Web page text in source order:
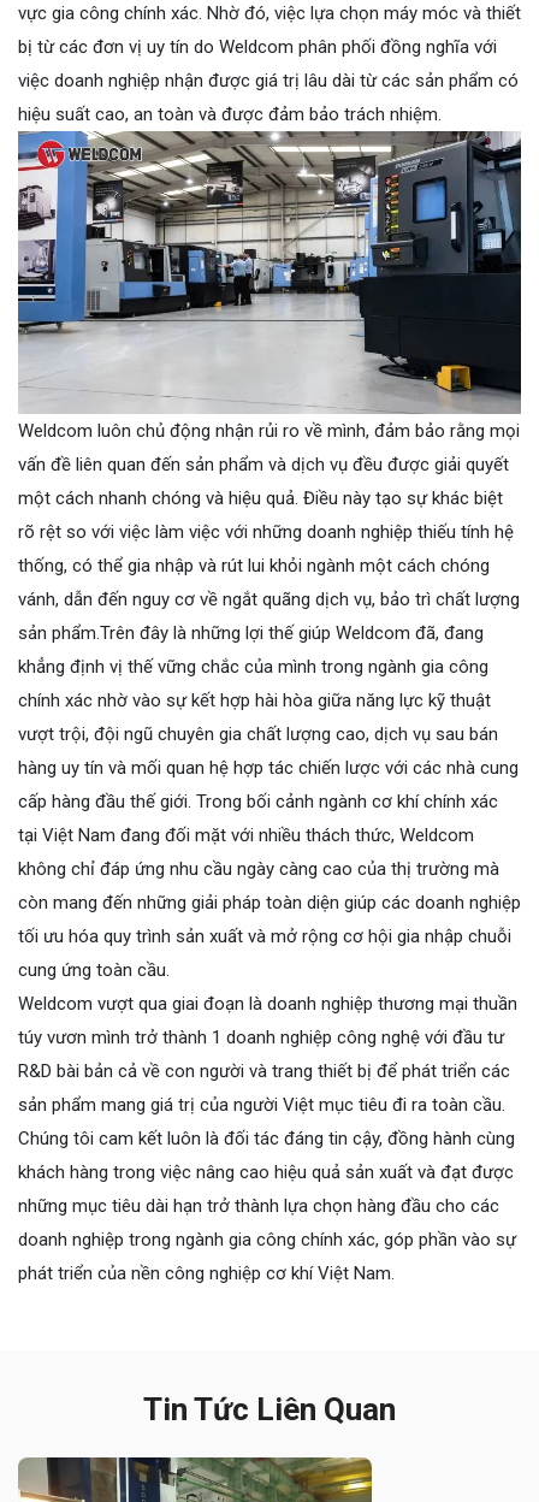
vực gia công chính xác. Nhờ đó, việc lựa chọn máy móc và thiết
bị từ các đơn vị uy tín do Weldcom phân phối đồng nghĩa với
việc doanh nghiệp nhận được giá trị lâu dài từ các sản phẩm có
hiệu suất cao, an toàn và được đảm bảo trách nhiệm.
Weldcom luôn chủ động nhận rủi ro về mình, đảm bảo rằng mọi
vấn đề liên quan đến sản phẩm và dịch vụ đều được giải quyết
một cách nhanh chóng và hiệu quả. Điều này tạo sự khác biệt
rõ rệt so với việc làm việc với những doanh nghiệp thiếu tính hệ
thống, có thể gia nhập và rút lui khỏi ngành một cách chóng
vánh, dẫn đến nguy cơ về ngắt quãng dịch vụ, bảo trì chất lượng
sản phẩm.Trên đây là những lợi thế giúp Weldcom đã, đang
khẳng định vị thế vững chắc của mình trong ngành gia công
chính xác nhờ vào sự kết hợp hài hòa giữa năng lực kỹ thuật
vượt trội, đội ngũ chuyên gia chất lượng cao, dịch vụ sau bán
hàng uy tín và mối quan hệ hợp tác chiến lược với các nhà cung
cấp hàng đầu thế giới. Trong bối cảnh ngành cơ khí chính xác
tại Việt Nam đang đối mặt với nhiều thách thức, Weldcom
không chỉ đáp ứng nhu cầu ngày càng cao của thị trường mà
còn mang đến những giải pháp toàn diện giúp các doanh nghiệp
tối ưu hóa quy trình sản xuất và mở rộng cơ hội gia nhập chuỗi
cung ứng toàn cầu.
Weldcom vượt qua giai đoạn là doanh nghiệp thương mại thuần
túy vươn mình trở thành 1 doanh nghiệp công nghệ với đầu tư
R&D bài bản cả về con người và trang thiết bị để phát triển các
sản phẩm mang giá trị của người Việt mục tiêu đi ra toàn cầu.
Chúng tôi cam kết luôn là đối tác đáng tin cậy, đồng hành cùng
khách hàng trong việc nâng cao hiệu quả sản xuất và đạt được
những mục tiêu dài hạn trở thành lựa chọn hàng đầu cho các
doanh nghiệp trong ngành gia công chính xác, góp phần vào sự
phát triển của nền công nghiệp cơ khí Việt Nam.
Tin Tức Liên Quan